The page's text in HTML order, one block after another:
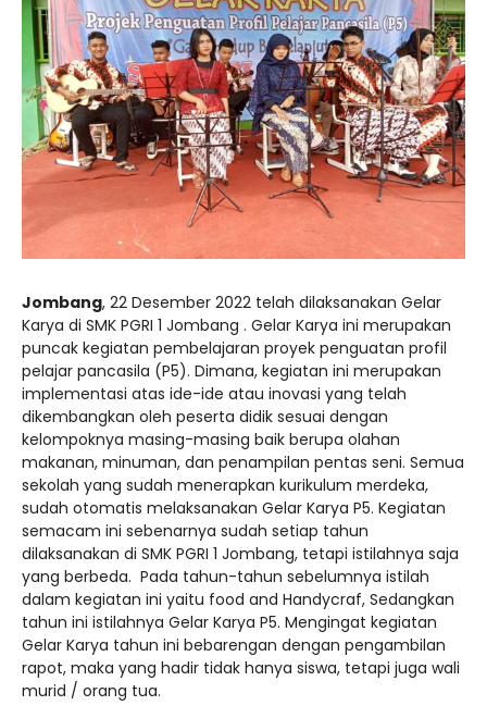
Jombang, 22 Desember 2022 telah dilaksanakan Gelar
Karya di SMK PGRI 1 Jombang . Gelar Karya ini merupakan
puncak kegiatan pembelajaran proyek penguatan profil
pelajar pancasila (P5). Dimana, kegiatan ini merupakan
implementasi atas ide-ide atau inovasi yang telah
dikembangkan oleh peserta didik sesuai dengan
kelompoknya masing-masing baik berupa olahan
makanan, minuman, dan penampilan pentas seni. Semua
sekolah yang sudah menerapkan kurikulum merdeka,
sudah otomatis melaksanakan Gelar Karya P5. Kegiatan
semacam ini sebenarnya sudah setiap tahun
dilaksanakan di SMK PGRI 1 Jombang, tetapi istilahnya saja
yang berbeda. Pada tahun-tahun sebelumnya istilah
dalam kegiatan ini yaitu food and Handycraf, Sedangkan
tahun ini istilahnya Gelar Karya P5. Mengingat kegiatan
Gelar Karya tahun ini bebarengan dengan pengambilan
rapot, maka yang hadir tidak hanya siswa, tetapi juga wali
murid / orang tua.